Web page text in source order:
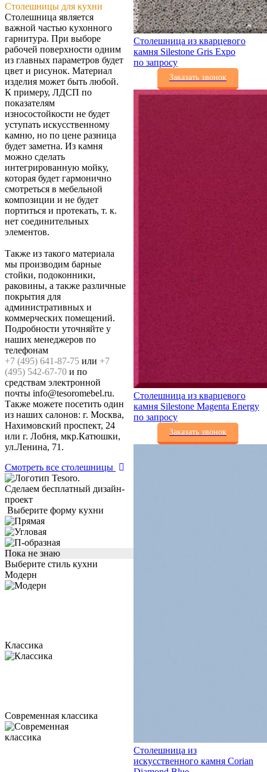
Столешницы для кухни
Столешница является
важной частью кухонного
гарнитура. При выборе
рабочей поверхности одним
из главных параметров будет
цвет и рисунок. Материал
изделия может быть любой.
К примеру, ЛДСП по
показателям
износостойкости не будет
уступать искусственному
камню, но по цене разница
будет заметна. Из камня
можно сделать
интегрированную мойку,
которая будет гармонично
смотреться в мебельной
композиции и не будет
портиться и протекать, т. к.
нет соединительных
элементов.
Также из такого материала
мы производим барные
стойки, подоконники,
раковины, а также различные
покрытия для
административных и
коммерческих помещений.
Подробности уточняйте у
наших менеджеров по
телефонам
+7 (495) 641-87-75 или +7
(495) 542-67-70 и по
средствам электронной
почты info@tesoromebel.ru.
Также можете посетить один
из наших салонов: г. Москва,
Нахимовский проспект, 24
или г. Лобня, мкр.Катюшки,
ул.Ленина, 71.
Смотреть все столешницы
Столешница из кварцевого
камня Silestone Gris Expo
по запросу
Заказать звонок
Столешница из кварцевого
камня Silestone Magenta Energy
по запросу
Заказать звонок
Столешница из
искусственного камня Corian
Сделаем бесплатный дизайн-
проект
Выберите форму кухни
Пока не знаю
Выберите стиль кухни
Модерн
Классика
Современная классика